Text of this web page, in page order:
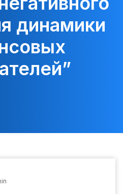
динамики